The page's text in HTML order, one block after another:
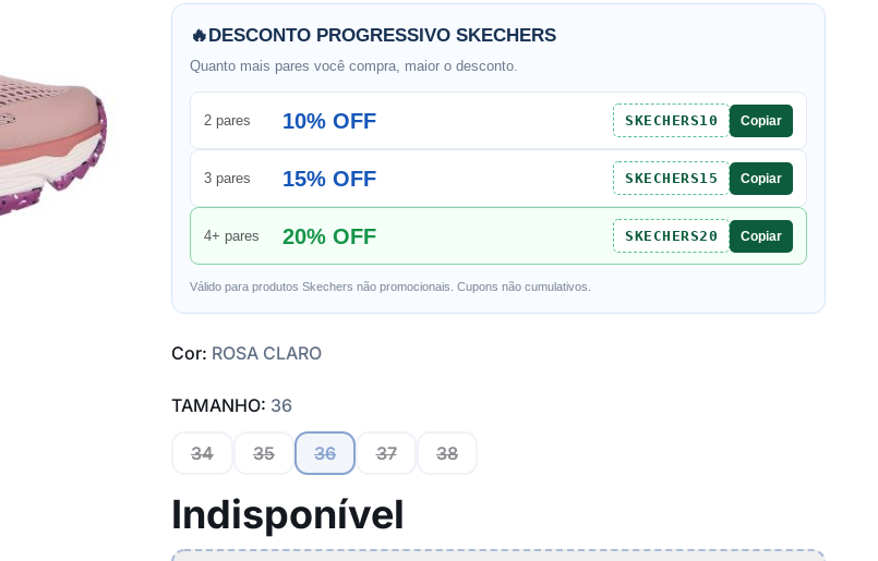
🔥DESCONTO PROGRESSIVO SKECHERS
Quanto mais pares você compra, maior o desconto.
2 pares 10% OFF SKECHERS10 Copiar
3 pares 15% OFF SKECHERS15 Copiar
4+ pares 20% OFF SKECHERS20 Copiar
Válido para produtos Skechers não promocionais. Cupons não cumulativos.
Cor: ROSA CLARO
TAMANHO: 36
34 35 36 37 38
Indisponível